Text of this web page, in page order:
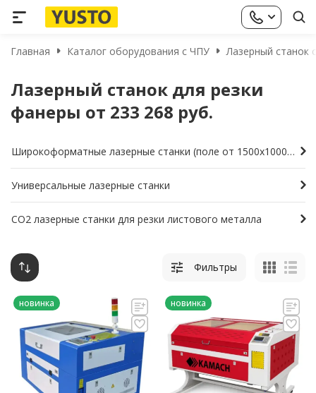
Главная Каталог оборудования с ЧПУ Лазерный станок
Лазерный станок для резки
фанеры от 233 268 руб.
Широкоформатные лазерные станки (поле от 1500х1000мм и больше)
Универсальные лазерные станки
СО2 лазерные станки для резки листового металла
Фильтры
новинка новинка